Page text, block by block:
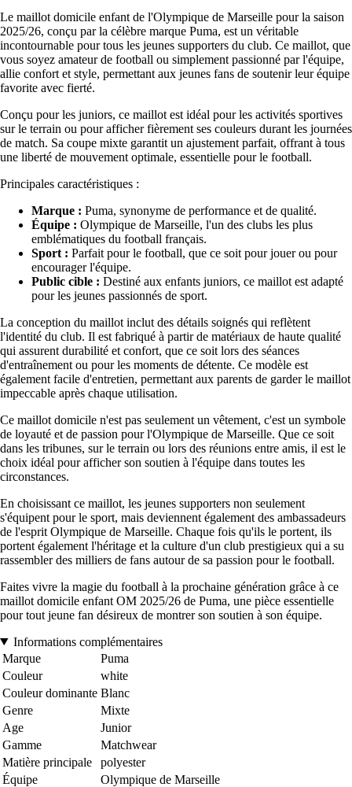
Le maillot domicile enfant de l'Olympique de Marseille pour la saison
2025/26, conçu par la célèbre marque Puma, est un véritable
incontournable pour tous les jeunes supporters du club. Ce maillot, que
vous soyez amateur de football ou simplement passionné par l'équipe,
allie confort et style, permettant aux jeunes fans de soutenir leur équipe
favorite avec fierté.
Conçu pour les juniors, ce maillot est idéal pour les activités sportives
sur le terrain ou pour afficher fièrement ses couleurs durant les journées
de match. Sa coupe mixte garantit un ajustement parfait, offrant à tous
une liberté de mouvement optimale, essentielle pour le football.
Principales caractéristiques :
Marque : Puma, synonyme de performance et de qualité.
Équipe : Olympique de Marseille, l'un des clubs les plus
emblématiques du football français.
Sport : Parfait pour le football, que ce soit pour jouer ou pour
encourager l'équipe.
Public cible : Destiné aux enfants juniors, ce maillot est adapté
pour les jeunes passionnés de sport.
La conception du maillot inclut des détails soignés qui reflètent
l'identité du club. Il est fabriqué à partir de matériaux de haute qualité
qui assurent durabilité et confort, que ce soit lors des séances
d'entraînement ou pour les moments de détente. Ce modèle est
également facile d'entretien, permettant aux parents de garder le maillot
impeccable après chaque utilisation.
Ce maillot domicile n'est pas seulement un vêtement, c'est un symbole
de loyauté et de passion pour l'Olympique de Marseille. Que ce soit
dans les tribunes, sur le terrain ou lors des réunions entre amis, il est le
choix idéal pour afficher son soutien à l'équipe dans toutes les
circonstances.
En choisissant ce maillot, les jeunes supporters non seulement
s'équipent pour le sport, mais deviennent également des ambassadeurs
de l'esprit Olympique de Marseille. Chaque fois qu'ils le portent, ils
portent également l'héritage et la culture d'un club prestigieux qui a su
rassembler des milliers de fans autour de sa passion pour le football.
Faites vivre la magie du football à la prochaine génération grâce à ce
maillot domicile enfant OM 2025/26 de Puma, une pièce essentielle
pour tout jeune fan désireux de montrer son soutien à son équipe.
Informations complémentaires
Marque
Puma
Couleur
white
Couleur dominante Blanc
Genre
Mixte
Age
Junior
Gamme
Matchwear
Matière principale
polyester
Équipe
Olympique de Marseille